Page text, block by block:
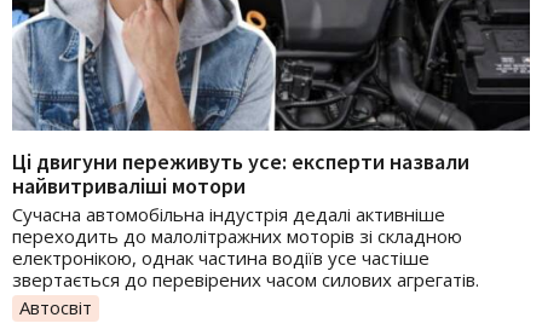
Ці двигуни переживуть усе: експерти назвали
найвитриваліші мотори
Сучасна автомобільна індустрія дедалі активніше
переходить до малолітражних моторів зі складною
електронікою, однак частина водіїв усе частіше
звертається до перевірених часом силових агрегатів.
Автосвіт